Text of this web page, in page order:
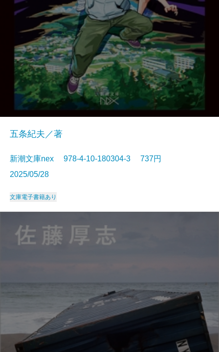
五条紀夫／著
新潮文庫nex 978-4-10-180304-3 737円
2025/05/28
文庫電子書籍あり